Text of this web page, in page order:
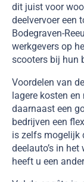
dit juist voor
deelvervoer een
Bodegraven-
werkgevers op
scooters bij hun
Voordelen van
lagere kosten
daarnaast een
bedrijven een
is zelfs mogelijk
deelauto’s in
heeft u een